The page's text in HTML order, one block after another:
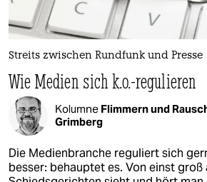
Streits zwischen Rundfunk und Presse
Wie Medien sich k.o.-regulieren
Kolumne Flimmern und
Grimberg
Die Medienbranche reguliert sich
besser: behauptet es. Von einst